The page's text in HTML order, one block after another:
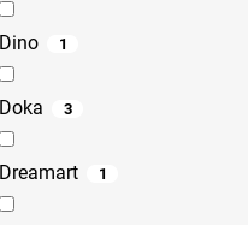
Dino 1
Doka 3
Dreamart 1